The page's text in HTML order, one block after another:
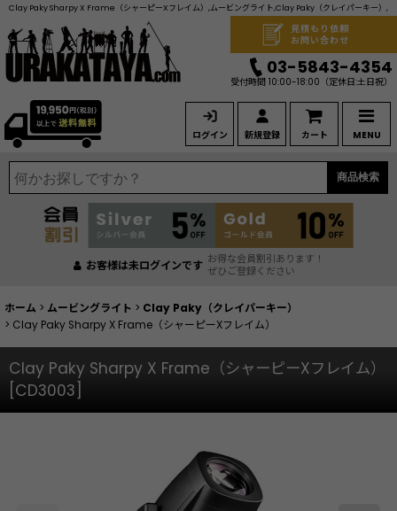
Clay Paky Sharpy X Frame（シャーピーXフレイム）,ムービングライト,Clay Paky（クレイパーキー）,
ログイン 新規登録 カート MENU
見積もり依頼
お問い合わせ
03-5843-4354
受付時間 10:00-18:00 （定休日:土日祝）
商品検索
お客様は未ログインです お得な会員割引あります！
ぜひご登録ください
ホーム > ムービングライト > Clay Paky（クレイパーキー）
> Clay Paky Sharpy X Frame（シャーピーXフレイム）
Clay Paky Sharpy X Frame（シャーピーXフレイム）
CD3003